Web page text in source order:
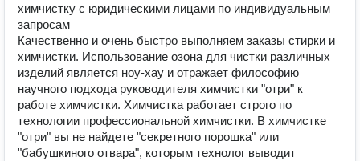
химчистку с юридическими лицами по индивидуальным
запросам
Качественно и очень быстро выполняем заказы стирки и
химчистки. Использование озона для чистки различных
изделий является ноу-хау и отражает философию
научного подхода руководителя химчистки "отри" к
работе химчистки. Химчистка работает строго по
технологии профессиональной химчистки. В химчистке
"отри" вы не найдете "секретного порошка" или
"бабушкиного отвара", которым технолог выводит